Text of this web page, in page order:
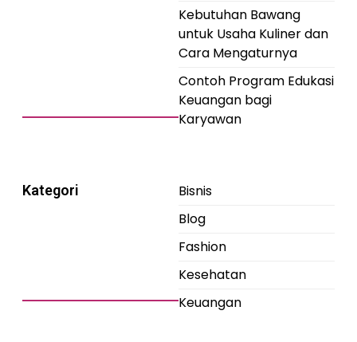
Kebutuhan Bawang
untuk Usaha Kuliner dan
Cara Mengaturnya
Contoh Program Edukasi
Keuangan bagi
Karyawan
Kategori
Bisnis
Blog
Fashion
Kesehatan
Keuangan